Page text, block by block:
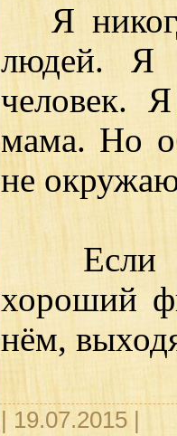
Я
людей. Я
человек.
мама. Но
не
Если вы
хороший
нём,
| 19.07.2015 |